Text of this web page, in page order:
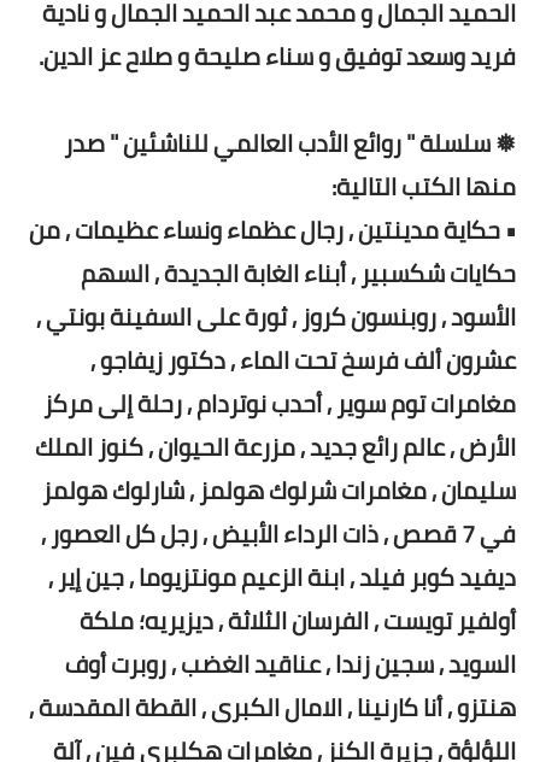
الحميد الجمال و محمد عبد الحميد الجمال و نادية
فريد وسعد توفيق و سناء صليحة و صلاح عز الدين.
❅ سلسلة " روائع الأدب العالمي للناشئين " صدر
منها الكتب التالية:
• حكاية مدينتين , رجال عظماء ونساء عظيمات , من
حكايات شكسبير , أبناء الغابة الجديدة , السهم
الأسود , روبنسون كروز , ثورة على السفينة بونتي ,
عشرون ألف فرسخ تحت الماء , دكتور زيفاجو ,
مغامرات توم سوير , أحدب نوتردام , رحلة إلى مركز
الأرض , عالم رائع جديد , مزرعة الحيوان , كنوز الملك
سليمان , مغامرات شرلوك هولمز , شارلوك هولمز
في 7 قصص , ذات الرداء الأبيض , رجل كل العصور ,
ديفيد كوبر فيلد , ابنة الزعيم مونتزيوما , جين إير ,
أولفير تويست , الفرسان الثلاثة , ديزيريه؛ ملكة
السويد , سجين زندا , عناقيد الغضب , روبرت أوف
هنتزو , أنا كارنينا , الامال الكبرى , القطة المقدسة ,
اللؤلؤة , جزيرة الكنز , مغامرات هكلبرى فين , آلة